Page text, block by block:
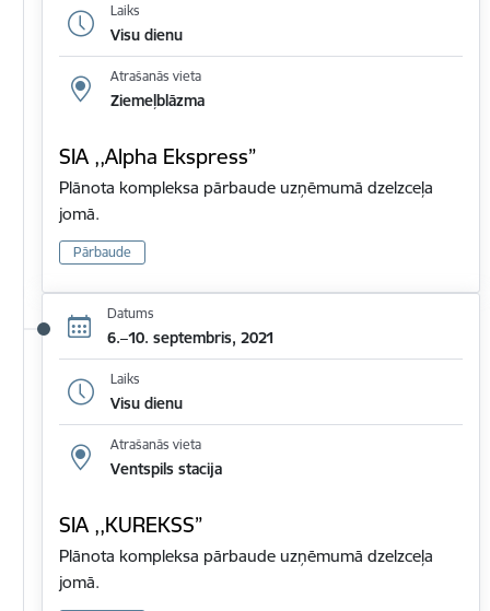
Laiks
Visu dienu
Atrašanās vieta
Ziemeļblāzma
SIA ,,Alpha Ekspress”
Plānota kompleksa pārbaude uzņēmumā dzelzceļa
jomā.
Pārbaude
Datums
6.–10. septembris, 2021
Laiks
Visu dienu
Atrašanās vieta
Ventspils stacija
SIA ,,KUREKSS”
Plānota kompleksa pārbaude uzņēmumā dzelzceļa
jomā.